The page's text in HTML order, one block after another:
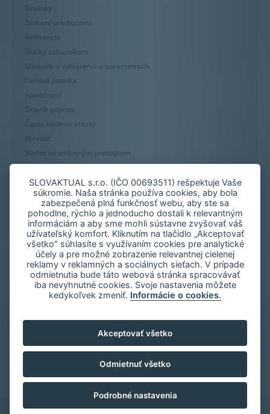
Doplnky
Zmluvní predajcovia
Referencie
Služby zákazníkom
Manuály a vyhlásenia o parametroch
Cenová ponuka
Spoločnosť
Slovník pojmov
Často kladené otázky
Kontakt
Staňte sa zmluvným predajcom
Mapa stránky
Zásady používania súborov cookie
Nastavenie cookies
Oznámenie nekalých praktík
SLOVAKTUAL s.r.o. (IČO 00693511) rešpektuje Vaše
súkromie. Naša stránka používa cookies, aby bola
zabezpečená plná funkčnosť webu, aby ste sa
pohodlne, rýchlo a jednoducho dostali k relevantným
informáciám a aby sme mohli sústavne zvyšovať váš
užívateľský komfort. Kliknutím na tlačidlo „Akceptovať
všetko" súhlasíte s využívaním cookies pre analytické
účely a pre možné zobrazenie relevantnej cielenej
reklamy v reklamných a sociálnych sieťach. V prípade
odmietnutia bude táto webová stránka spracovávať
iba nevyhnutné cookies. Svoje nastavenia môžete
kedykoľvek zmeniť. Informácie o cookies.
Akceptovať všetko
Odmietnuť všetko
Podrobné nastavenia